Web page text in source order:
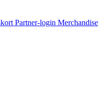
Partner-login Merchandise